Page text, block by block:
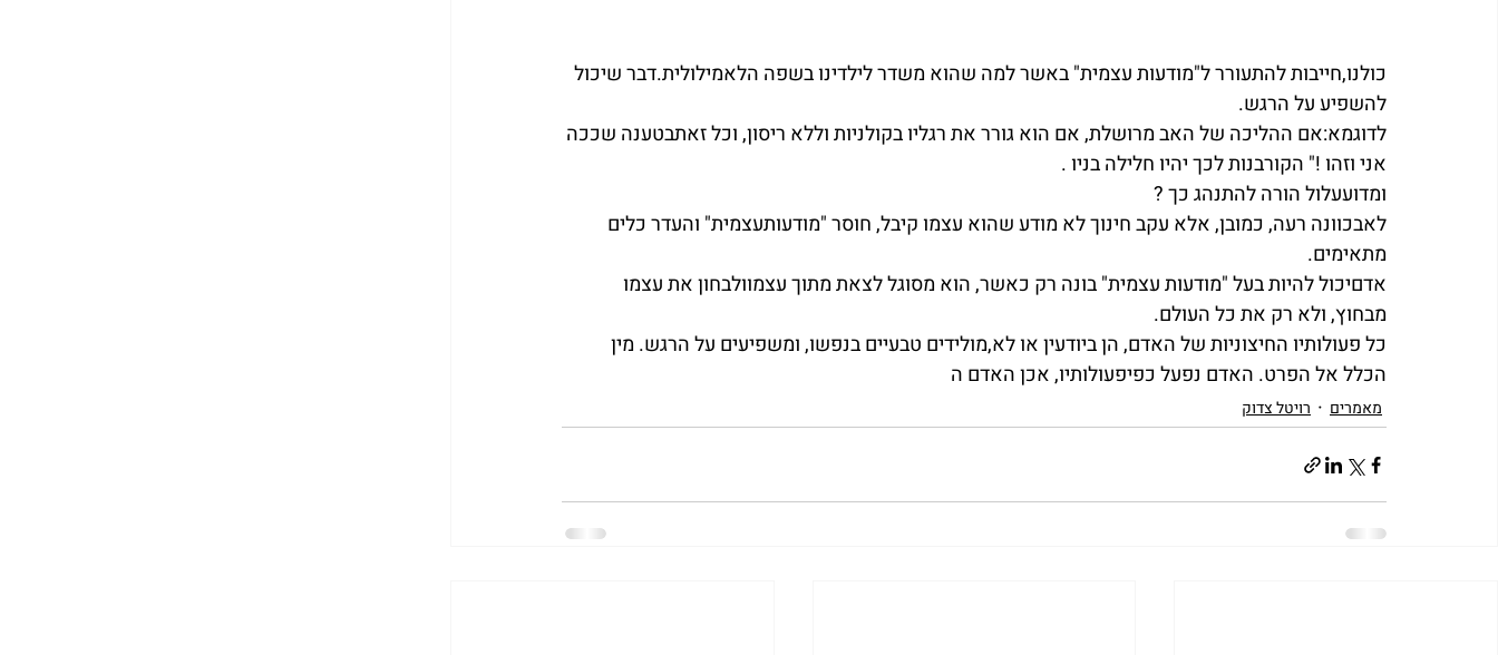
כולנו,חייבות להתעורר ל"מודעות עצמית" באשר למה שהוא משדר לילדינו בשפה הלאמילולית.דבר שיכול
להשפיע על הרגש.
לדוגמא:אם ההליכה של האב מרושלת, אם הוא גורר את רגליו בקולניות וללא ריסון, וכל זאתבטענה שככה
אני וזהו !" הקורבנות לכך יהיו חלילה בניו .
ומדועעלול הורה להתנהג כך ?
לאבכוונה רעה, כמובן, אלא עקב חינוך לא מודע שהוא עצמו קיבל, חוסר "מודעותעצמית" והעדר כלים
מתאימים.
אדםיכול להיות בעל "מודעות עצמית" בונה רק כאשר, הוא מסוגל לצאת מתוך עצמוולבחון את עצמו
מבחוץ, ולא רק את כל העולם.
כל פעולותיו החיצוניות של האדם, הן ביודעין או לא,מולידים טבעיים בנפשו, ומשפיעים על הרגש. מין
הכלל אל הפרט. האדם נפעל כפיפעולותיו, אכן האדם ה
מאמרים רויטל צדוק